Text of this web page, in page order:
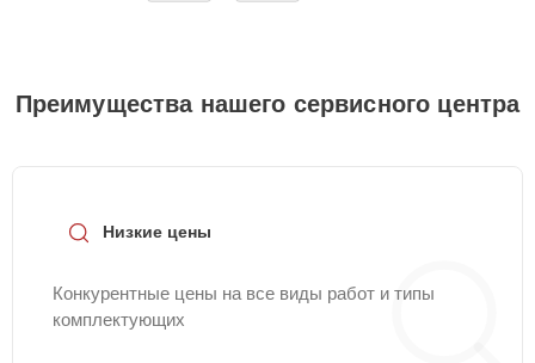
Преимущества нашего сервисного центра
Низкие цены
Конкурентные цены на все виды работ и типы
комплектующих